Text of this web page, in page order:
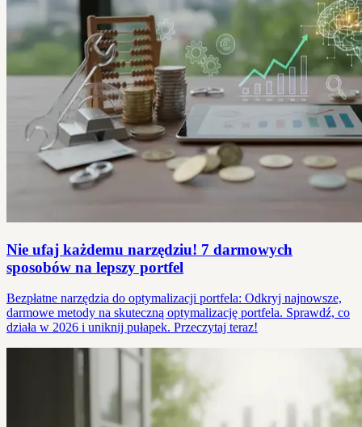
Nie ufaj każdemu narzędziu! 7 darmowych
sposobów na lepszy portfel
Bezpłatne narzędzia do optymalizacji portfela: Odkryj najnowsze,
darmowe metody na skuteczną optymalizację portfela. Sprawdź, co
działa w 2026 i uniknij pułapek. Przeczytaj teraz!